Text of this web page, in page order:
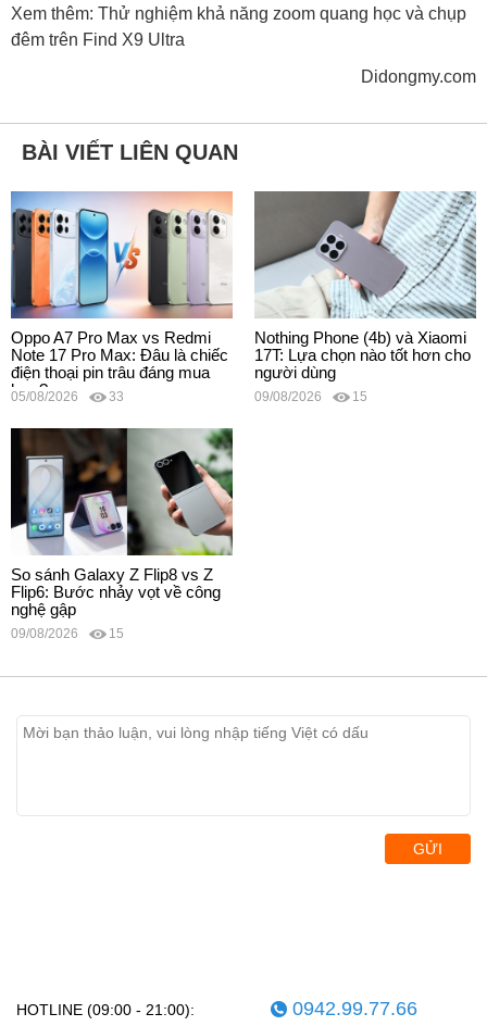
Xem thêm: Thử nghiệm khả năng zoom quang học và chụp
đêm trên Find X9 Ultra
Didongmy.com
BÀI VIẾT LIÊN QUAN
Oppo A7 Pro Max vs Redmi
Note 17 Pro Max: Đâu là chiếc
điện thoại pin trâu đáng mua
hơn?
05/08/2026 33
Nothing Phone (4b) và Xiaomi
17T: Lựa chọn nào tốt hơn cho
người dùng
09/08/2026 15
So sánh Galaxy Z Flip8 vs Z
Flip6: Bước nhảy vọt về công
nghệ gập
09/08/2026 15
GỬI
HOTLINE (09:00 - 21:00): 0942.99.77.66